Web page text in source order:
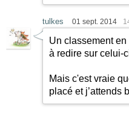
tulkes 01 sept. 2014
Un classement
à redire sur celui-
Mais c'est vraie
placé et j’attends